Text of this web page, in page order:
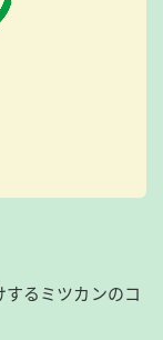
るミツカンのコ